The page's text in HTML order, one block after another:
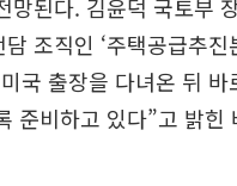
망된다. 김윤덕 국토부
조직인 ‘주택공급추진
국 출장을 다녀온 뒤 바
준비하고 있다”고 밝힌